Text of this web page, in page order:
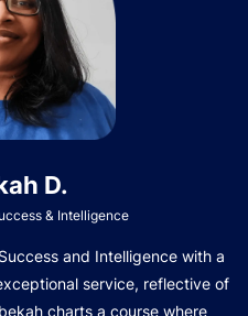
D.
& Intelligence
and Intelligence with a
service, reflective of
charts a course where